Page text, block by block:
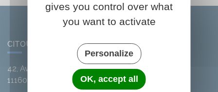
CITOU
42, Avenue de l'Argent-Double
11160
gives you control over what
you want to activate
Personalize
OK, accept all